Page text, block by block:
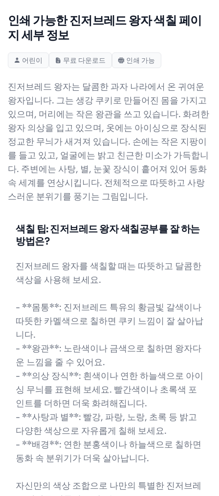
인쇄 가능한 진저브레드 왕자 색칠 페이
지 세부 정보
어린이 무료 다운로드 인쇄 가능
진저브레드 왕자는 달콤한 과자 나라에서 온 귀여운
왕자입니다. 그는 생강 쿠키로 만들어진 몸을 가지고
있으며, 머리에는 작은 왕관을 쓰고 있습니다. 화려한
왕자 의상을 입고 있으며, 옷에는 아이싱으로 장식된
정교한 무늬가 새겨져 있습니다. 손에는 작은 지팡이
를 들고 있고, 얼굴에는 밝고 친근한 미소가 가득합니
다. 주변에는 사탕, 별, 눈꽃 장식이 흩어져 있어 동화
속 세계를 연상시킵니다. 전체적으로 따뜻하고 사랑
스러운 분위기를 풍기는 그림입니다.
색칠 팁: 진저브레드 왕자 색칠공부를 잘 하는
방법은?
진저브레드 왕자를 색칠할 때는 따뜻하고 달콤한
색상을 사용해 보세요.
- **몸통**: 진저브레드 특유의 황금빛 갈색이나
따뜻한 카멜색으로 칠하면 쿠키 느낌이 잘 살아납
니다.
- **왕관**: 노란색이나 금색으로 칠하면 왕자다
운 느낌을 줄 수 있어요.
- **의상 장식**: 흰색이나 연한 하늘색으로 아이
싱 무늬를 표현해 보세요. 빨간색이나 초록색 포
인트를 더하면 더욱 화려해집니다.
- **사탕과 별**: 빨강, 파랑, 노랑, 초록 등 밝고
다양한 색상으로 자유롭게 칠해 보세요.
- **배경**: 연한 분홍색이나 하늘색으로 칠하면
동화 속 분위기가 더욱 살아납니다.
자신만의 색상 조합으로 나만의 특별한 진저브레